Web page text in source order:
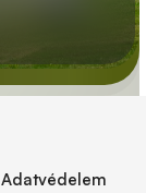
Adatvédelem